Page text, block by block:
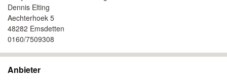
Dennis Elting
Aechterhoek 5
48282 Emsdetten
0160/7509308
Anbieter